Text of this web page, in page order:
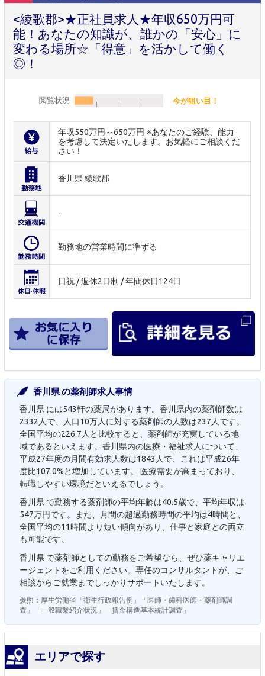
<綾歌郡>★正社員求人★年収650万円可
能！あなたの知識が、誰かの「安心」に
変わる場所☆「得意」を活かして働く
◎！
閲覧状況 今が狙い目！
年収550万円～650万円 ※あなたのご経験、能力
を考慮して決定いたします。お気軽にご相談くだ
さい！
香川県 綾歌郡
-
勤務地の営業時間に準ずる
日祝 / 週休2日制 / 年間休日124日
香川県 の薬剤師求人事情
香川県 には543軒の薬局があります。香川県内の薬剤師数は
2332人で、人口10万人に対する薬剤師の人数は237人です。
全国平均の226.7人と比較すると、薬剤師が充実している地
域であるといえます。香川県内の医療・福祉求人について、
平成27年度の月間有効求人数は1843人で、これは平成26年
度比107.0%と増加しています。 医療需要が高まっており、
転職しやすい環境だといえるでしょう。
香川県 で勤務する薬剤師の平均年齢は40.5歳で、平均年収は
547万円です。また、月間の超過勤務時間の平均は4時間と、
全国平均の11時間より短い傾向があり、仕事と家庭との両立
も可能です。
香川県 で薬剤師としての勤務をご希望なら、ぜひ薬キャリエ
ージェントをご利用ください。専任のコンサルタントが、ご
相談からご就業までしっかりサポートいたします。
参照：厚生労働省「衛生行政報告例」「医師・歯科医師・薬剤師調
査」「一般職業紹介状況」「賃金構造基本統計調査」
エリアで探す